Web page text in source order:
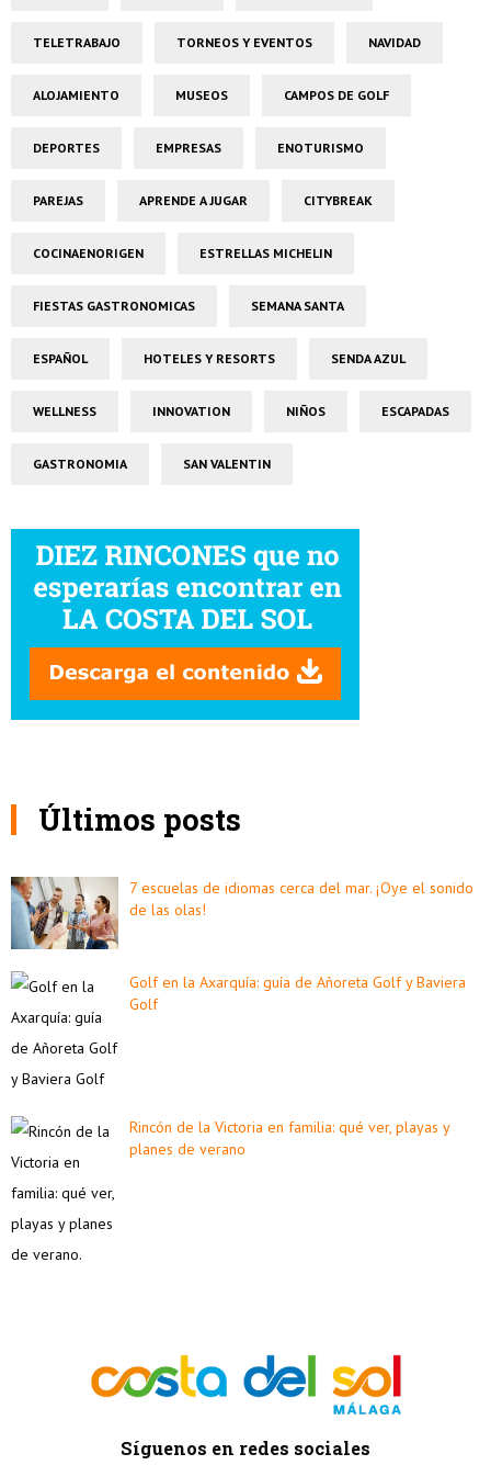
TELETRABAJO TORNEOS Y EVENTOS NAVIDAD
ALOJAMIENTO MUSEOS CAMPOS DE GOLF
DEPORTES EMPRESAS ENOTURISMO
PAREJAS APRENDE A JUGAR CITYBREAK
COCINAENORIGEN ESTRELLAS MICHELIN
FIESTAS GASTRONOMICAS SEMANA SANTA
ESPAÑOL HOTELES Y RESORTS SENDA AZUL
WELLNESS INNOVATION NIÑOS ESCAPADAS
GASTRONOMIA SAN VALENTIN
Últimos posts
7 escuelas de idiomas cerca del mar. ¡Oye el sonido
de las olas!
Golf en la Axarquía: guía de Añoreta Golf y Baviera
Golf
Rincón de la Victoria en familia: qué ver, playas y
planes de verano
Síguenos en redes sociales